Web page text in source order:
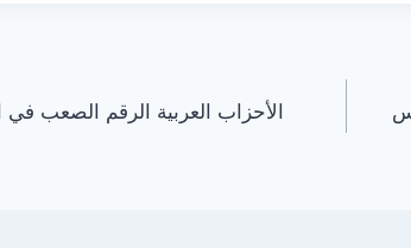
الأحزاب العربية الرقم الصعب في